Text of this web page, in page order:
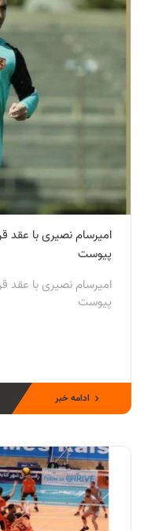
امیرسام نصیری با
پیوست
امیرسام نصیری با عقد
پیوست
ادامه خبر